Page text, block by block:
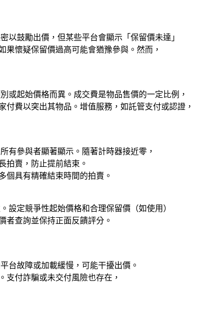
以鼓勵出價，但某些平台會顯示「保留價未達」
懷疑保留價過高可能會猶豫參與。然而，
或起始價格而異。成交費是物品售價的一定比例，
費以突出其物品。增值服務，如託管支付或認證，
有參與者顯著顯示。隨著計時器接近零，
拍賣，防止提前結束。
個具有精確結束時間的拍賣。
設定競爭性起始價格和合理保留價（如使用）
者查詢並保持正面反饋評分。
台故障或加載緩慢，可能干擾出價。
支付詐騙或未交付風險也存在，